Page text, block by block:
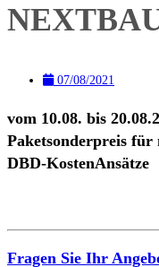
07/08/2021
vom 10.08. bis
Paketsonderpreis für
DBD-KostenAnsätze
Fragen Sie Ihr